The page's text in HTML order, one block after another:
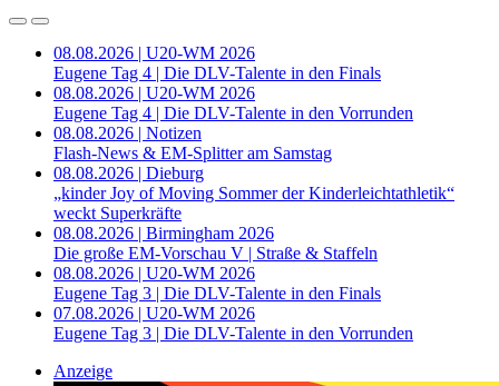
08.08.2026 | U20-WM 2026
Eugene Tag 4 | Die DLV-Talente in den Finals
08.08.2026 | U20-WM 2026
Eugene Tag 4 | Die DLV-Talente in den Vorrunden
08.08.2026 | Notizen
Flash-News & EM-Splitter am Samstag
08.08.2026 | Dieburg
„kinder Joy of Moving Sommer der Kinderleichtathletik“
weckt Superkräfte
08.08.2026 | Birmingham 2026
Die große EM-Vorschau V | Straße & Staffeln
08.08.2026 | U20-WM 2026
Eugene Tag 3 | Die DLV-Talente in den Finals
07.08.2026 | U20-WM 2026
Eugene Tag 3 | Die DLV-Talente in den Vorrunden
Anzeige